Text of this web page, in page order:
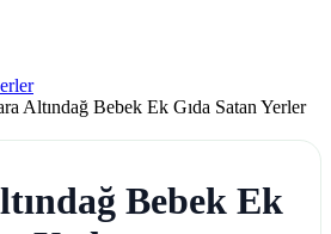
Altındağ Bebek Ek Gıda Satan Yerler
Bebek Ek